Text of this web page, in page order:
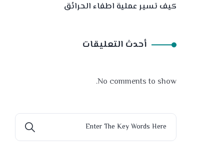
كيف تسير عملية اطفاء الحرائق
أحدث التعليقات
No comments to show.